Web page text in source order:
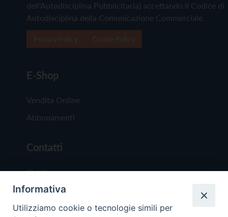
dell'Autodisciplina Pubblicitaria) accettando il Codice di
Autodisciplina della Comunicazione Commerciale
E-Shop
Vendita Online
Abbonamenti
Contatti
Chi Siamo
Redazione
Scrivici
Informativa
Utilizziamo cookie o tecnologie simili per